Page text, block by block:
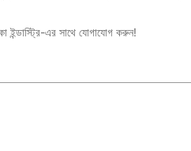
ইন্ডাস্ট্রি-এর সাথে যোগাযোগ করুন!